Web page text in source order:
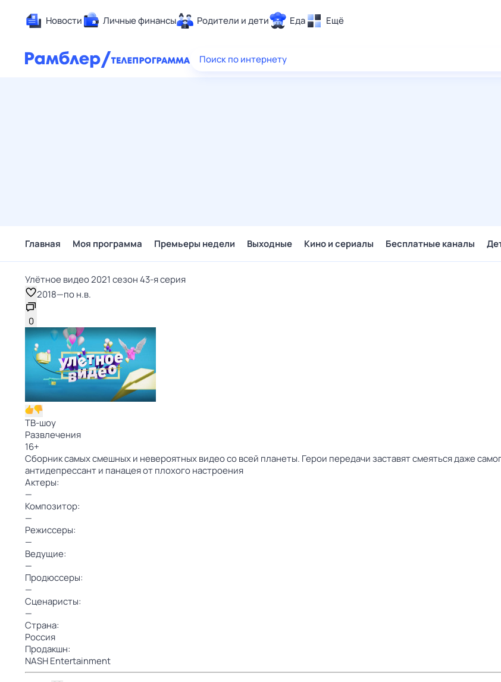
Новости Личные финансы Родители и дети Еда Ещё
Здоровье
Поиск по интернету
Главная Моя программа Премьеры недели Выходные Кино и сериалы Бесплатные каналы
Улётное видео 2021 сезон 43-я серия
2018—по н.в.
0
ТВ-шоу
Развлечения
16+
Сборник самых смешных и невероятных видео со всей планеты. Герои передачи заставят смеяться даже
антидепрессант и панацея от плохого настроения
Актеры:
—
Композитор:
—
Режиссеры:
—
Ведущие:
—
Продюссеры:
—
Сценаристы:
—
Страна:
Россия
Продакшн:
NASH Entertainment